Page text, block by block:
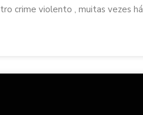
crime violento , muitas vezes há